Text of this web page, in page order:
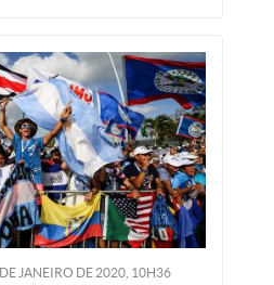
DEJANEIRO DE2020, 10H36